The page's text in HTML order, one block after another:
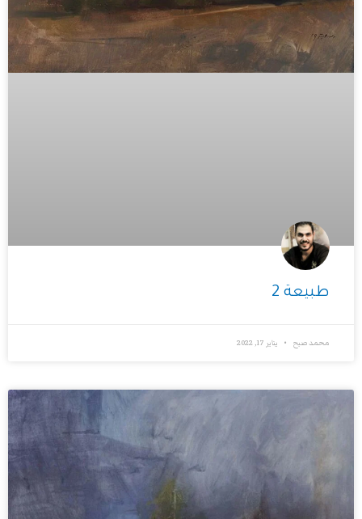
طبيعة 2
محمد صبح يناير 17, 2022